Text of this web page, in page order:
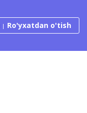
Ro'yxatdan o'tish